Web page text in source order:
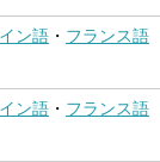
ン語 ・ フランス語
ン語 ・ フランス語